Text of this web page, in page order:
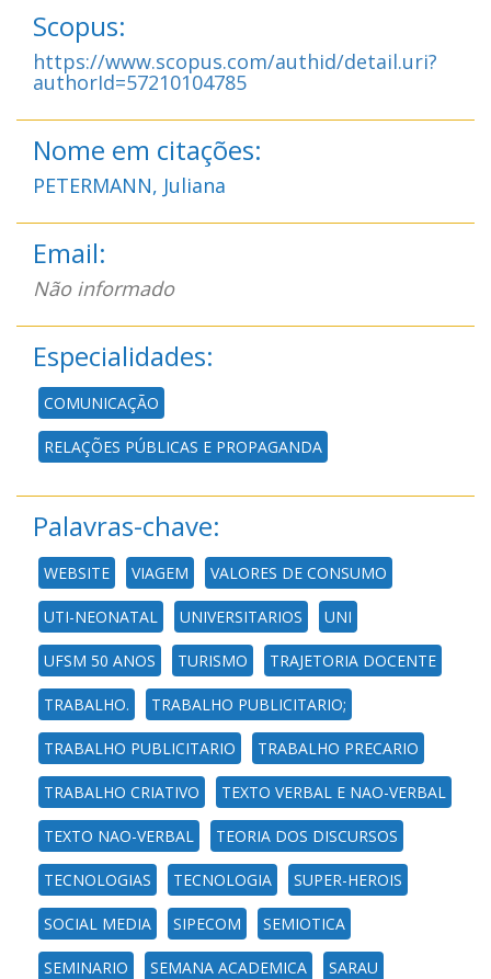
Scopus:
https://www.scopus.com/authid/detail.uri?
authorId=57210104785
Nome em citações:
PETERMANN, Juliana
Email:
Não informado
Especialidades:
COMUNICAÇÃO
RELAÇÕES PÚBLICAS E PROPAGANDA
Palavras-chave:
WEBSITE VIAGEM VALORES DE CONSUMO
UTI-NEONATAL UNIVERSITARIOS UNI
UFSM 50 ANOS TURISMO TRAJETORIA DOCENTE
TRABALHO. TRABALHO PUBLICITARIO;
TRABALHO PUBLICITARIO TRABALHO PRECARIO
TRABALHO CRIATIVO TEXTO VERBAL E NAO-VERBAL
TEXTO NAO-VERBAL TEORIA DOS DISCURSOS
TECNOLOGIAS TECNOLOGIA SUPER-HEROIS
SOCIAL MEDIA SIPECOM SEMIOTICA
SEMINARIO SEMANA ACADEMICA SARAU